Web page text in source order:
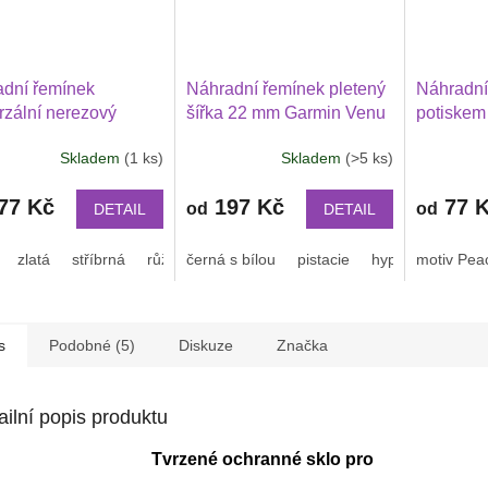
řemínek
nerezový
Venu 4 45 mm,
Watch GT 2
a další 2208
Skladem (1 ks)
Kč DETAIL
zlatá stříbrná růžové zlato
Náhradní řemínek pletený
šířka 22 mm Garmin Venu
Huawei Watch GT 6 5 4 3
GTR 47 mm a další
produktu
z
Skladem (>5 ks)
od 197 Kč DETAIL
černá s bílou pistacie hyper grape
od 77
motiv
Podobné (5) Diskuze Značka
popis produktu
Tvrzené ochranné sklo pro